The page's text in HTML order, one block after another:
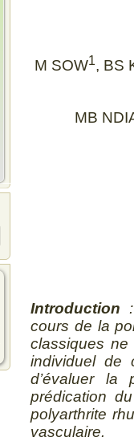
M SOW1, BS
MB
Introduction
cours de la
classiques ne
individuel de
d’évaluer la
prédication
polyarthrite
vasculaire.